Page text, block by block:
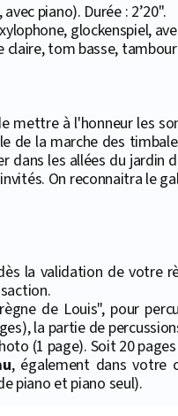
piano). Durée : 2’20''.
glockenspiel,
claire, tom basse,
mettre à l'honneur les
de la marche des
dans les allées du jardin
On reconnaitra le
la validation de votre
de Louis", pour
la partie de
(1 page). Soit 20
, également dans votre
piano et piano seul).